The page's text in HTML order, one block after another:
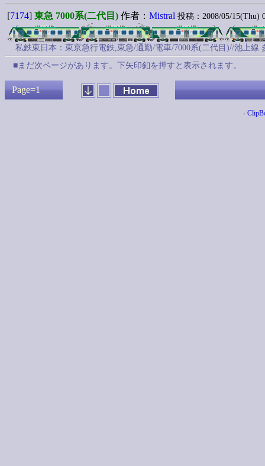
[7174] 東急 7000系(二代目) 作者： Mistral 投稿：2008/05/15(Thu)
私鉄東日本：東京急行電鉄,東急/通勤/電車/7000系(二代目)//池上
■まだ次ページがあります。下矢印釦を押すと表示されます。
Page=1
-